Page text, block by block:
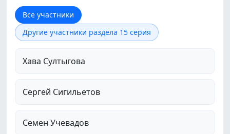
Все участники
Другие участники раздела 15 серия
Хава Султыгова
Сергей Сигильетов
Семен Учевадов